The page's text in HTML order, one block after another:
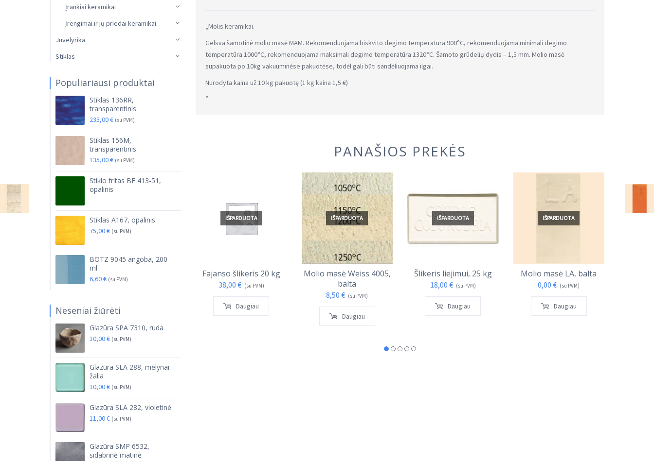
„Molis keramikai.
Gelsva šamotinė molio masė MAM. Rekomenduojama biskvito degimo temperatūra 900°C, rekomenduojama minimali degimo
temperatūra 1000°C, rekomenduojama maksimali degimo temperatūra 1320°C. Šamoto grūdelių dydis – 1,5 mm. Molio masė
supakuota po 10kg vakuuminėse pakuotėse, todėl gali būti sandėliuojama ilgai.
Nurodyta kaina už 10 kg pakuotę (1 kg kaina 1,5 €)
„
PANAŠIOS PREKĖS
IŠPARDUOTA
Fajanso šlikeris 20 kg
38,00 € (su PVM)
Daugiau
IŠPARDUOTA
Molio masė Weiss 4005,
balta
8,50€ (su PVM)
Daugiau
IŠPARDUOTA
Šlikeris liejimui, 25 kg
18,00 € (su PVM)
Daugiau
IŠPARDUOTA
Molio masė LA, balta
0,00€ (su PVM)
Daugiau
Įrankiai keramikai
Įrengimai ir jų priedai keramikai
Juvelyrika
Stiklas
Populiariausi produktai
Stiklas 136RR,
transparentinis
235,00€ (su PVM)
Stiklas 156M,
transparentinis
135,00€ (su PVM)
Stiklo fritas BF 413-51,
opalinis
Stiklas A167, opalinis
75,00€ (su PVM)
BOTZ 9045 angoba, 200
ml
6,60€ (su PVM)
Neseniai žiūrėti
Glazūra SPA 7310, ruda
10,00€ (su PVM)
Glazūra SLA 288, mėlynai
žalia
10,00€ (su PVM)
Glazūra SLA 282, violetinė
11,00€ (su PVM)
Glazūra SMP 6532,
sidabrinė matinė